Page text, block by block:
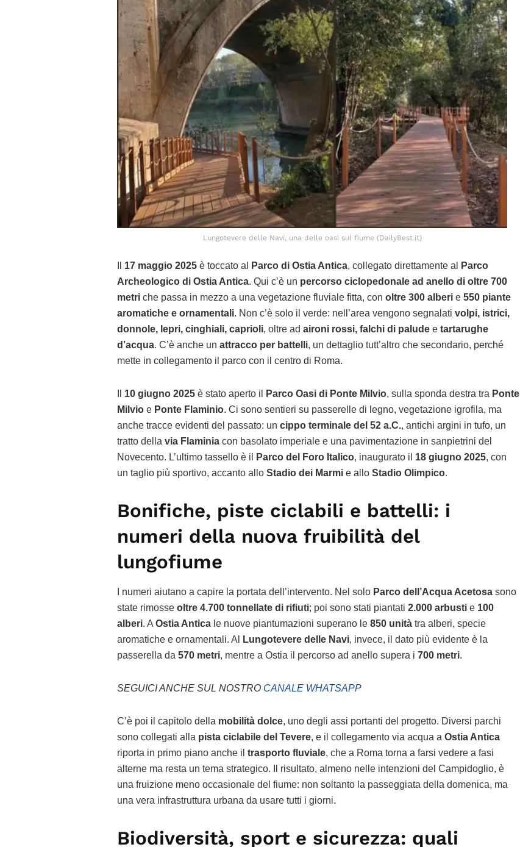
Lungotevere delle Navi, una delle oasi sul fiume (DailyBest.it)
17 maggio 2025 è toccato al Parco di Ostia Antica, collegato direttamente al
Parco
Archeologico di Ostia Antica. Qui c’è un percorso ciclopedonale ad anello di oltre 700
metri che passa in mezzo a una vegetazione fluviale fitta, con oltre 300 alberi e 550 piante
aromatiche e ornamentali. Non c’è solo il verde: nell’area vengono segnalati volpi, istrici,
donnole, lepri, cinghiali, caprioli, oltre ad aironi rossi, falchi di palude e tartarughe
d’acqua. C’è anche un attracco per battelli, un dettaglio tutt’altro che secondario, perché
mette in collegamento il parco con il centro di Roma.
10 giugno 2025 è stato aperto il Parco Oasi di Ponte Milvio, sulla sponda destra tra Ponte
Milvio e Ponte Flaminio. Ci sono sentieri su passerelle di legno, vegetazione igrofila, ma
anche tracce evidenti del passato: un cippo terminale del 52 a.C., antichi argini in tufo, un
tratto della via Flaminia con basolato imperiale e una pavimentazione in sanpietrini del
Novecento. L’ultimo tassello è il
Parco del Foro Italico, inaugurato il 18 giugno 2025, con
un taglio più sportivo, accanto allo Stadio dei Marmi e allo Stadio Olimpico.
Bonifiche, piste ciclabili e battelli: i
numeri della nuova fruibilità del
lungofiume
I numeri aiutano a capire la portata dell’intervento. Nel solo Parco dell’Acqua Acetosa sono
state rimosse oltre 4.700 tonnellate di rifiuti; poi sono stati piantati 2.000 arbusti e 100
alberi. A Ostia Antica le nuove piantumazioni superano le 850 unità tra alberi, specie
aromatiche e ornamentali. Al
Lungotevere delle Navi, invece, il dato più evidente è la
passerella da 570 metri, mentre a Ostia il percorso ad anello supera i 700 metri.
SEGUICI ANCHE SUL NOSTRO CANALE WHATSAPP
C’è poi il capitolo della mobilità dolce, uno degli assi portanti del progetto. Diversi parchi
sono collegati alla pista ciclabile del Tevere, e il collegamento via acqua a Ostia Antica
riporta in primo piano anche il trasporto fluviale, che a Roma torna a farsi vedere a fasi
alterne ma resta un tema strategico. Il risultato, almeno nelle intenzioni del Campidoglio, è
una fruizione meno occasionale del fiume: non soltanto la passeggiata della domenica, ma
una vera infrastruttura urbana da usare tutti i giorni.
Biodiversità, sport e sicurezza: quali